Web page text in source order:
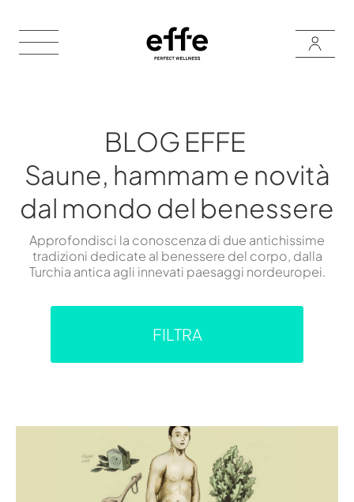
BLOG EFFE
Saune, hammam e novità
dal mondo del benessere
Approfondisci la conoscenza di due antichissime
tradizioni dedicate al benessere del corpo, dalla
Turchia antica agli innevati paesaggi nordeuropei.
FILTRA